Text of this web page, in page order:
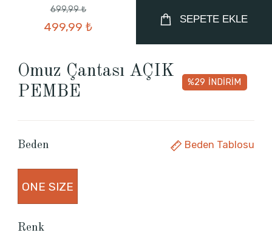
699,99 ₺
499,99 ₺
SEPETE EKLE
Omuz Çantası AÇIK
PEMBE
%29 İNDİRİM
Beden Beden Tablosu
ONE SIZE
Renk